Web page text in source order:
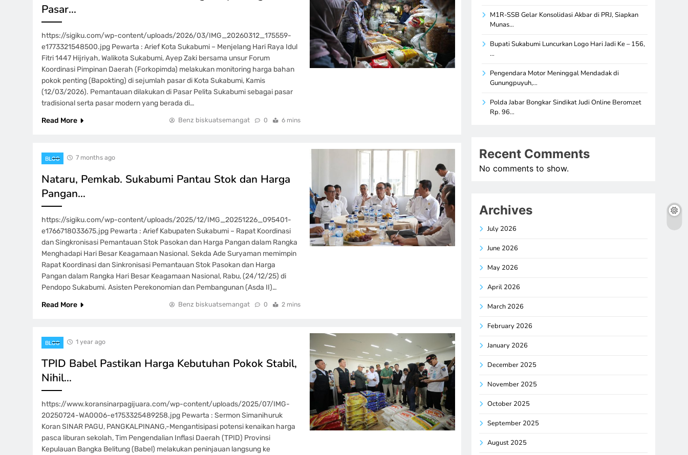
Pasar…
https://sigiku.com/wp-content/uploads/2026/03/IMG_20260312_175559-
e1773321548500.jpg Pewarta : Arief Kota Sukabumi – Menjelang Hari Raya Idul
Fitri 1447 Hijriyah, Walikota Sukabumi, Ayep Zaki bersama unsur Forum
Koordinasi Pimpinan Daerah (Forkopimda) melakukan monitoring harga bahan
pokok penting (Bapokting) di sejumlah pasar di Kota Sukabumi, Kamis
(12/03/2026). Pemantauan dilakukan di Pasar Pelita Sukabumi sebagai pasar
tradisional serta pasar modern yang berada di…
Read More
Benz biskuatsemangat 0 6 mins
BLOG 7 months ago
Nataru, Pemkab. Sukabumi Pantau Stok dan Harga
Pangan…
https://sigiku.com/wp-content/uploads/2025/12/IMG_20251226_095401-
e1766718033675.jpg Pewarta : Arief Kabupaten Sukabumi – Rapat Koordinasi
dan Singkronisasi Pemantauan Stok Pasokan dan Harga Pangan dalam Rangka
Menghadapi Hari Besar Keagamaan Nasional. Sekda Ade Suryaman memimpin
Rapat Koordinasi dan Sinkronisasi Pemantauan Stok Pasokan dan Harga
Pangan dalam Rangka Hari Besar Keagamaan Nasional, Rabu, (24/12/25) di
Pendopo Sukabumi. Asisten Perekonomian dan Pembangunan (Asda II)…
Read More
Benz biskuatsemangat 0 2 mins
BLOG 1 year ago
TPID Babel Pastikan Harga Kebutuhan Pokok Stabil,
Nihil…
https://www.koransinarpagijuara.com/wp-content/uploads/2025/07/IMG-
20250724-WA0006-e1753325489258.jpg Pewarta : Sermon Simanihuruk
Koran SINAR PAGU, PANGKALPINANG,-Mengantisipasi potensi kenaikan harga
pasca liburan sekolah, Tim Pengendalian Inflasi Daerah (TPID) Provinsi
Kepulauan Bangka Belitung (Babel) melakukan peninjauan langsung ke
M1R-SSB Gelar Konsolidasi Akbar di PRJ, Siapkan
Munas…
Bupati Sukabumi Luncurkan Logo Hari Jadi Ke – 156,
…
Pengendara Motor Meninggal Mendadak di
Gunungpuyuh,…
Polda Jabar Bongkar Sindikat Judi Online Beromzet
Rp. 96…
Recent Comments
No comments to show.
Archives
July 2026
June 2026
May 2026
April 2026
March 2026
February 2026
January 2026
December 2025
November 2025
October 2025
September 2025
August 2025